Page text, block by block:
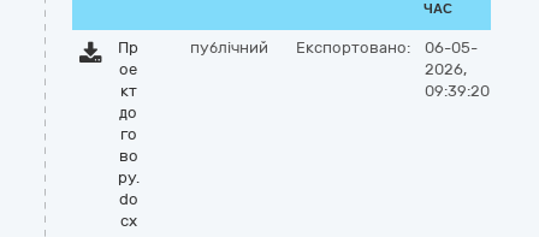
ЧАС
Пр
ое
кт
до
го
во
ру.
do
cx
публічний Експортовано:
06-05-
2026,
09:39:20